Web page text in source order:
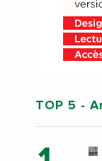
TOP 5 -